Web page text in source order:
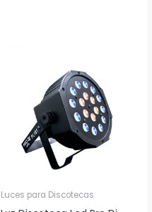
Luces para Discotecas